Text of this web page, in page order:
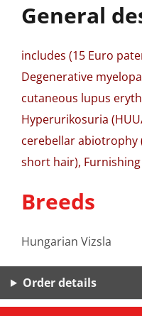
General
includes (15 Euro
Degenerative
cutaneous lupus
Hyperurikosuria
cerebellar abiotrophy
short hair), Furnishing
Breeds
Hungarian Vizsla
Order details